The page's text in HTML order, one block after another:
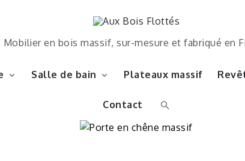
Mobilier en bois massif, sur-mesure et fabriqué en
Salle de bain Plateaux massif
Contact